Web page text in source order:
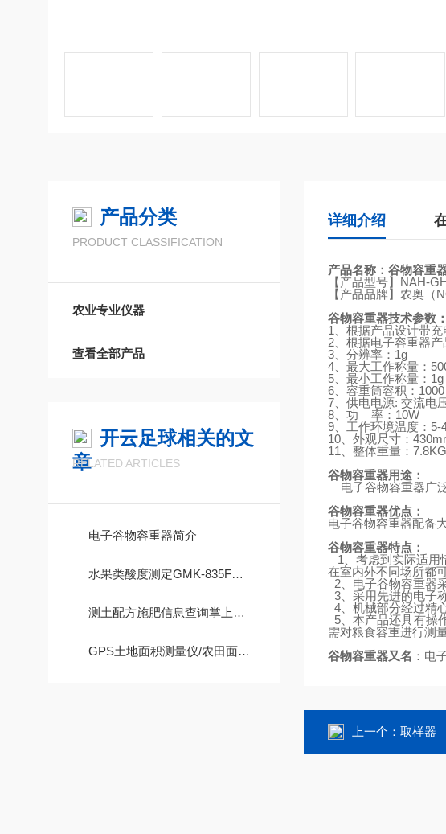
产品分类
PRODUCT CLASSIFICATION
农业专业仪器
查看全部产品
开云足球相关的文
章
RELATED ARTICLES
电子谷物容重器简介
水果类酸度测定GMK-835F特性
测土配方施肥信息查询掌上电脑
GPS土地面积测量仪/农田面积测量仪/地块面积测量仪器 使用功能
详细介绍
产品名称： 谷物容重
【产品型号】 NAH-
【产品品牌】农奥（
谷物容重器技术参数：
1 、根据产品设计带
2、根据电子容重器
3、分辨率： 1g
4、最大工作称量：
5、最小工作称量： 1g
6、容重筒容积：
7、供电电源: 交流电
8、功 率： 10W
9、工作环境温度： 5-
10、外观尺寸：
11 、整体重量： 7.8KG
谷物容重器用途：
电子谷物容重器广
谷物容重器优点：
电子谷物容重器配备
谷物容重器特点：
1
、考虑到实际适
在室内外不同场所都
2、电子谷物容重器
3、采用先进的电子
4、机械部分经过精
5、本产品还具有操
需对粮食容重进行测
谷物容重器又名 ： 电
上一个： 取样器